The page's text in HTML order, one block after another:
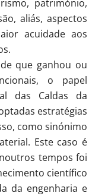
património,
aliás, aspectos
acuidade aos
que ganhou ou
o papel
das Caldas da
estratégias
como sinónimo
Este caso é
tempos foi
científico
da engenharia e